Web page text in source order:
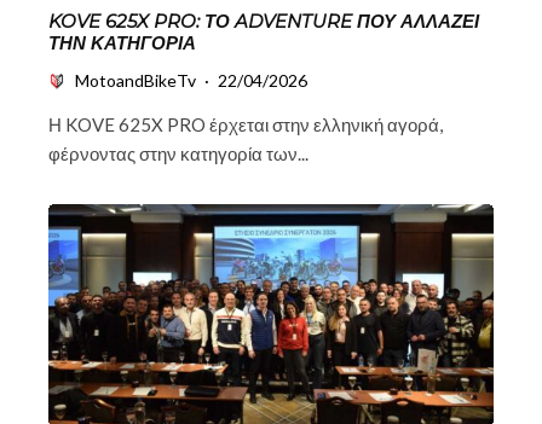
KOVE 625X PRO: ΤΟ ADVENTURE ΠΟΥ ΑΛΛΆΖΕΙ
ΤΗΝ ΚΑΤΗΓΟΡΊΑ
MotoandBikeTv · 22/04/2026
Η KOVE 625X PRO έρχεται στην ελληνική αγορά,
φέρνοντας στην κατηγορία των...